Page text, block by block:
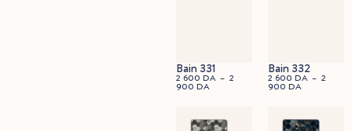
Bain 331
2 600 DA – 2
900 DA
Bain 332
2 600 DA – 2
900 DA
45x60cm